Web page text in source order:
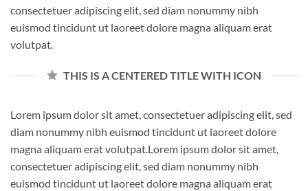
consectetuer adipiscing elit, sed diam nonummy nibh
euismod tincidunt ut laoreet dolore magna aliquam erat
volutpat.
THIS IS A CENTERED TITLE WITH ICON
Lorem ipsum dolor sit amet, consectetuer adipiscing elit, sed
diam nonummy nibh euismod tincidunt ut laoreet dolore
magna aliquam erat volutpat.Lorem ipsum dolor sit amet,
consectetuer adipiscing elit, sed diam nonummy nibh
euismod tincidunt ut laoreet dolore magna aliquam erat